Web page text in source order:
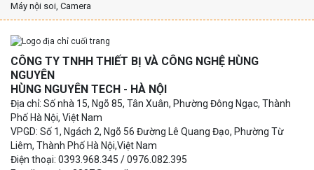
Máy nội soi, Camera
CÔNG TY TNHH THIẾT BỊ VÀ CÔNG NGHỆ HÙNG
NGUYÊN
HÙNG NGUYÊN TECH - HÀ NỘI
Địa chỉ: Số nhà 15, Ngõ 85, Tân Xuân, Phường Đông Ngạc, Thành
Phố Hà Nội, Việt Nam
VPGD: Số 1, Ngách 2, Ngõ 56 Đường Lê Quang Đạo, Phường Từ
Liêm, Thành Phố Hà Nội,Việt Nam
Điện thoại: 0393.968.345 / 0976.082.395